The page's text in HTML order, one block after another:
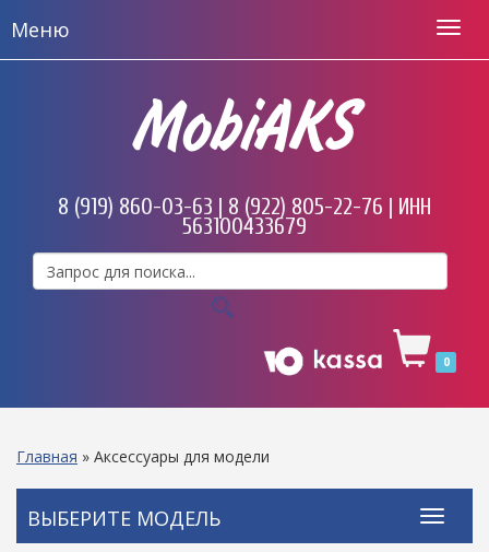
Меню
MobiAKS
8 (919) 860-03-63 | 8 (922) 805-22-76 | ИНН
563100433679
0
Главная » Аксессуары для модели
ВЫБЕРИТЕ МОДЕЛЬ